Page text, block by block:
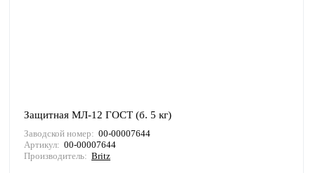
Защитная МЛ-12 ГОСТ (б. 5 кг)
Заводской номер: 00-00007644
Артикул: 00-00007644
Производитель: Britz